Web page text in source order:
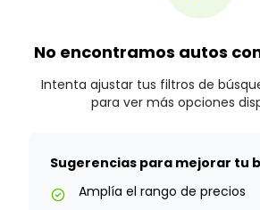
No encontramos autos
Intenta ajustar tus filtros de
para ver más opciones
Sugerencias para mejorar tu
check_circle Amplía el rango de precios